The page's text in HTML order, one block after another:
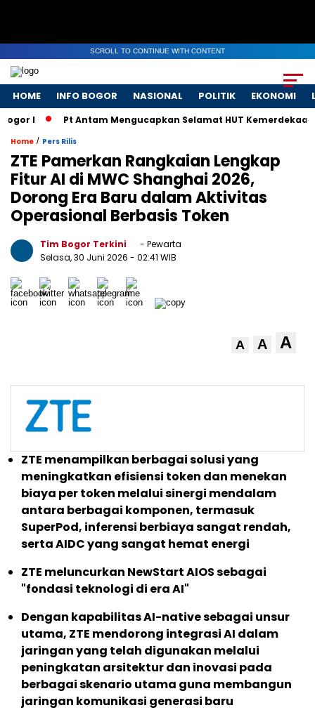
SCROLL TO CONTINUE WITH CONTENT
HOME INFO BOGOR NASIONAL POLITIK EKONOMI
Pt Antam Mengucapkan Selamat HUT Kemerdekaan RI
Home / Pers Rilis
ZTE Pamerkan Rangkaian Lengkap
Fitur AI di MWC Shanghai 2026,
Dorong Era Baru dalam Aktivitas
Operasional Berbasis Token
Tim Bogor Terkini
- Pewarta
Selasa, 30 Juni 2026 - 02:41 WIB
A A A
ZTE menampilkan berbagai solusi yang
meningkatkan efisiensi token dan menekan
biaya per token melalui sinergi mendalam
antara berbagai komponen, termasuk
SuperPod, inferensi berbiaya sangat rendah,
serta AIDC yang sangat hemat energi
ZTE meluncurkan NewStart AIOS sebagai
"fondasi teknologi di era AI"
Dengan kapabilitas AI-native sebagai unsur
utama, ZTE mendorong integrasi AI dalam
jaringan yang telah digunakan melalui
peningkatan arsitektur dan inovasi pada
berbagai skenario utama guna membangun
jaringan komunikasi generasi baru